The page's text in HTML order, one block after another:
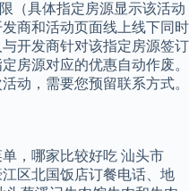
（具体指定房源显示该活动
商和活动页面线上线下同时
开发商针对该指定房源签订
房源对应的优惠自动作废。
动，需要您预留联系方式。
，哪家比较好吃 汕头市
区北国饭店订餐电话、地